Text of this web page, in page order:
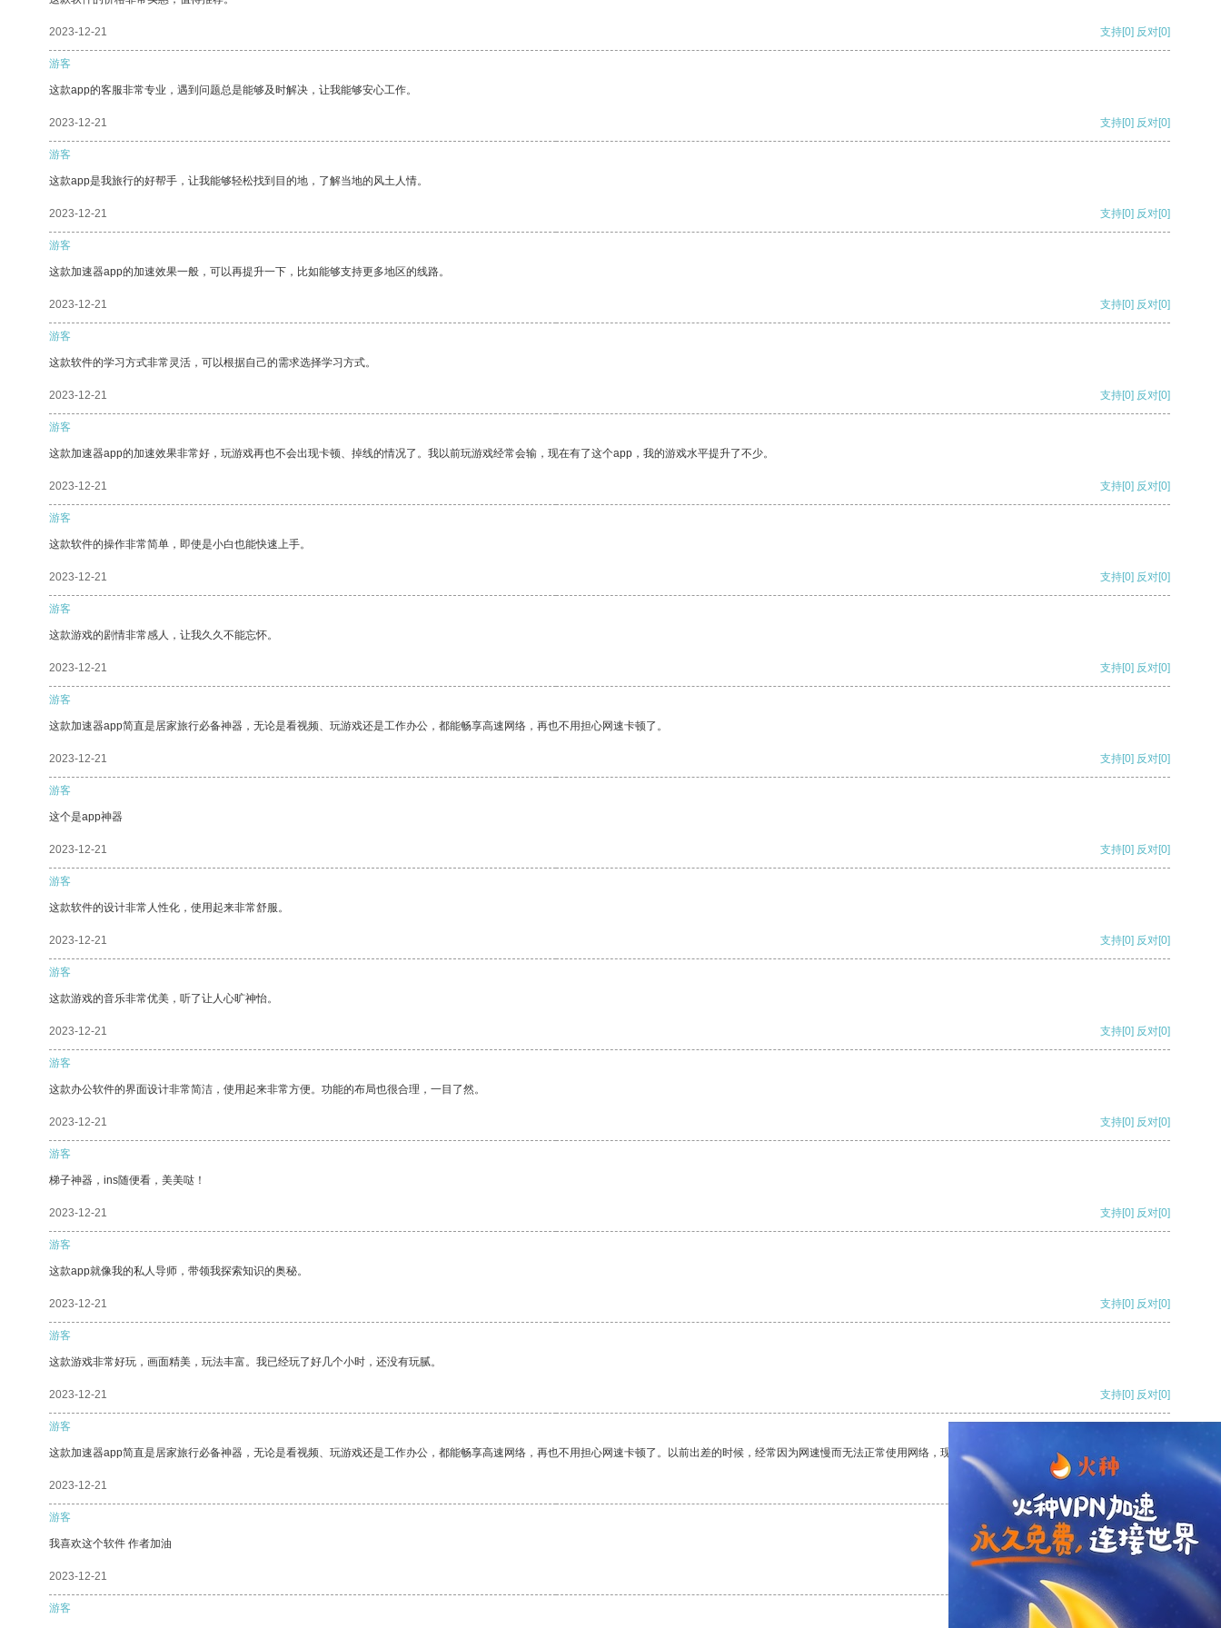
2023-12-21 支持[0] 反对[0]
游客
这款app的客服非常专业，遇到问题总是能够及时解决，让我能够安心工作。
2023-12-21 支持[0] 反对[0]
游客
这款app是我旅行的好帮手，让我能够轻松找到目的地，了解当地的风土人情。
2023-12-21 支持[0] 反对[0]
游客
这款加速器app的加速效果一般，可以再提升一下，比如能够支持更多地区的线路。
2023-12-21 支持[0] 反对[0]
游客
这款软件的学习方式非常灵活，可以根据自己的需求选择学习方式。
2023-12-21 支持[0] 反对[0]
游客
这款加速器app的加速效果非常好，玩游戏再也不会出现卡顿、掉线的情况了。我以前玩游戏经常会输，现在有了这个app，我的游戏水平提升了不少。
2023-12-21 支持[0] 反对[0]
游客
这款软件的操作非常简单，即使是小白也能快速上手。
2023-12-21 支持[0] 反对[0]
游客
这款游戏的剧情非常感人，让我久久不能忘怀。
2023-12-21 支持[0] 反对[0]
游客
这款加速器app简直是居家旅行必备神器，无论是看视频、玩游戏还是工作办公，都能畅享高速网络，再也不用担心网速卡顿了。
2023-12-21 支持[0] 反对[0]
游客
这个是app神器
2023-12-21 支持[0] 反对[0]
游客
这款软件的设计非常人性化，使用起来非常舒服。
2023-12-21 支持[0] 反对[0]
游客
这款游戏的音乐非常优美，听了让人心旷神怡。
2023-12-21 支持[0] 反对[0]
游客
这款办公软件的界面设计非常简洁，使用起来非常方便。功能的布局也很合理，一目了然。
2023-12-21 支持[0] 反对[0]
游客
梯子神器，ins随便看，美美哒！
2023-12-21 支持[0] 反对[0]
游客
这款app就像我的私人导师，带领我探索知识的奥秘。
2023-12-21 支持[0] 反对[0]
游客
这款游戏非常好玩，画面精美，玩法丰富。我已经玩了好几个小时，还没有玩腻。
2023-12-21 支持[0] 反对[0]
游客
这款加速器app简直是居家旅行必备神器，无论是看视频、玩游戏还是工作办公，都能畅享高速网络，再也不用担心网速卡顿了。以前出差的时候，经常因为网速慢而无法正常使用网络，现在有了这个app，我再也不用担心了。
2023-12-21
游客
我喜欢这个软件 作者加油
2023-12-21 反对
游客